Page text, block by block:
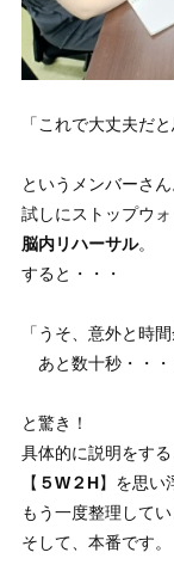
「これで大丈夫だと
というメンバーさん
試しにストップウォ
脳内リハーサル。
すると・・・
「うそ、意外と時間
あと数十秒・・・
と驚き！
具体的に説明をする
【 ５W２H】を思い
もう一度整理して
そして、本番です。